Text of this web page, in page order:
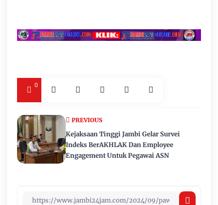
0
PREVIOUS
Kejaksaan Tinggi Jambi Gelar Survei
Indeks BerAKHLAK Dan Employee
Engagement Untuk Pegawai ASN